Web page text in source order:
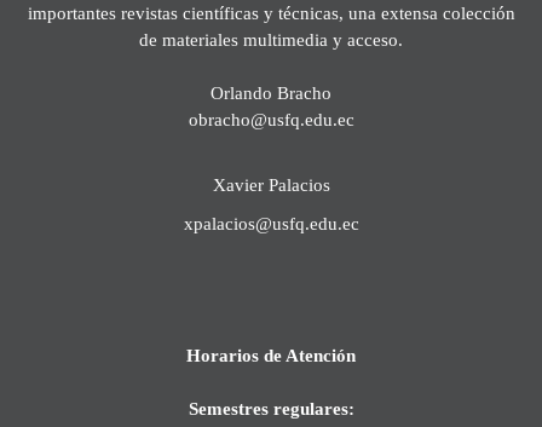
importantes revistas científicas y técnicas, una extensa colección
de materiales multimedia y acceso.
Orlando Bracho
obracho@usfq.edu.ec
Xavier Palacios
xpalacios@usfq.edu.ec
Horarios de Atención
Semestres regulares: